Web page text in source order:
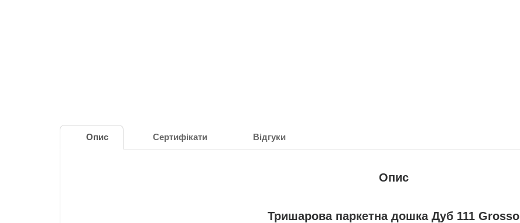
Опис Сертифікати Відгуки
Опис
Тришарова паркетна дошка Дуб 111 Grosso